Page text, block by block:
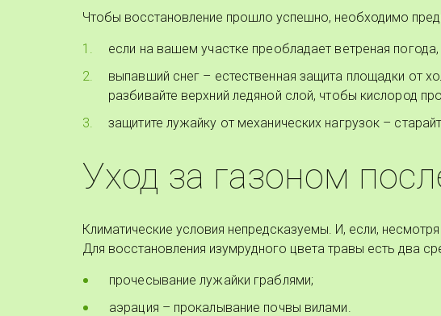
Чтобы восстановление прошло успешно, необходимо
если на вашем участке преобладает ветреная
выпавший снег – естественная защита площадки от
разбивайте верхний ледяной слой, чтобы кислород
защитите лужайку от механических нагрузок –
Уход за газоном
Климатические условия непредсказуемы. И, если,
Для восстановления изумрудного цвета травы есть два
прочесывание лужайки граблями;
аэрация – прокалывание почвы вилами.